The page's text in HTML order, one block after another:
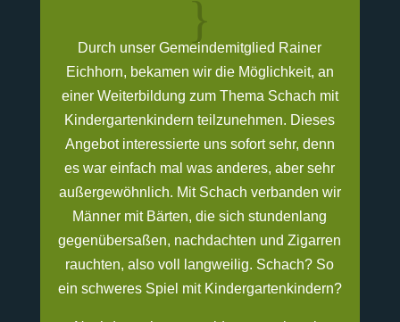
{
Durch unser Gemeindemitglied Rainer
Eichhorn, bekamen wir die Möglichkeit, an
einer Weiterbildung zum Thema Schach mit
Kindergartenkindern teilzunehmen. Dieses
Angebot interessierte uns sofort sehr, denn
es war einfach mal was anderes, aber sehr
außergewöhnlich. Mit Schach verbanden wir
Männer mit Bärten, die sich stundenlang
gegenübersaßen, nachdachten und Zigarren
rauchten, also voll langweilig. Schach? So
ein schweres Spiel mit Kindergartenkindern?